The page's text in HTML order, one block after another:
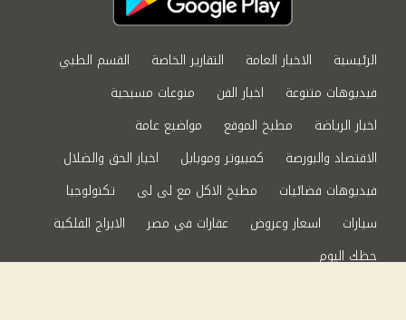
الرئيسية الاخبار العامة التقارير الخاصة
القسم الطبي
فيديوهات متنوعة
اخبار الفن
منوعات مسيحية
اخبار الرياضة
مطبخ الموقع
مواضيع عامة
الاقتصاد والبورصة
كمبيوتر وموبايل
اخبار الحق والضلال
فيديوهات فضائيات
مطبخ الاكل مع لى لى
تكنولوجيا
سيارات
اسعار وعروض عقارات في مصر
الابراج الفلكية
حظك اليوم